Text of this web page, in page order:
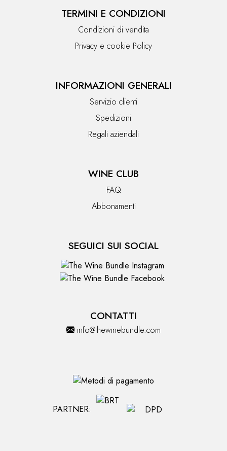
TERMINI E CONDIZIONI
Condizioni di vendita
Privacy e cookie Policy
INFORMAZIONI GENERALI
Servizio clienti
Spedizioni
Regali aziendali
WINE CLUB
FAQ
Abbonamenti
SEGUICI SUI SOCIAL
CONTATTI
info@thewinebundle.com
PARTNER: